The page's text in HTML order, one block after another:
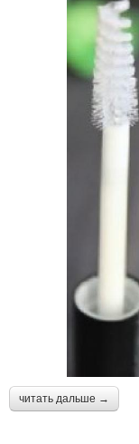
читать дальше →